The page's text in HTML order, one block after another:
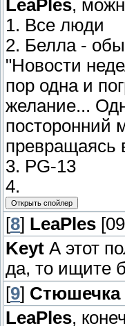
LeaPles,
1. Все люди
2. Белла -
"Новости
пор одна и
желание...
посторонний
превращаясь
3. PG-13
4.
[8] LeaPles
Keyt А этот
да, то ищите
[9] Стюшечка
LeaPles,